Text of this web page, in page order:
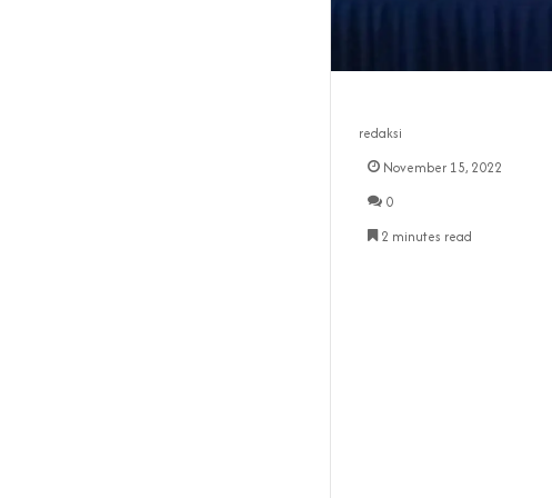
redaksi
November 15, 2022
0
2 minutes read